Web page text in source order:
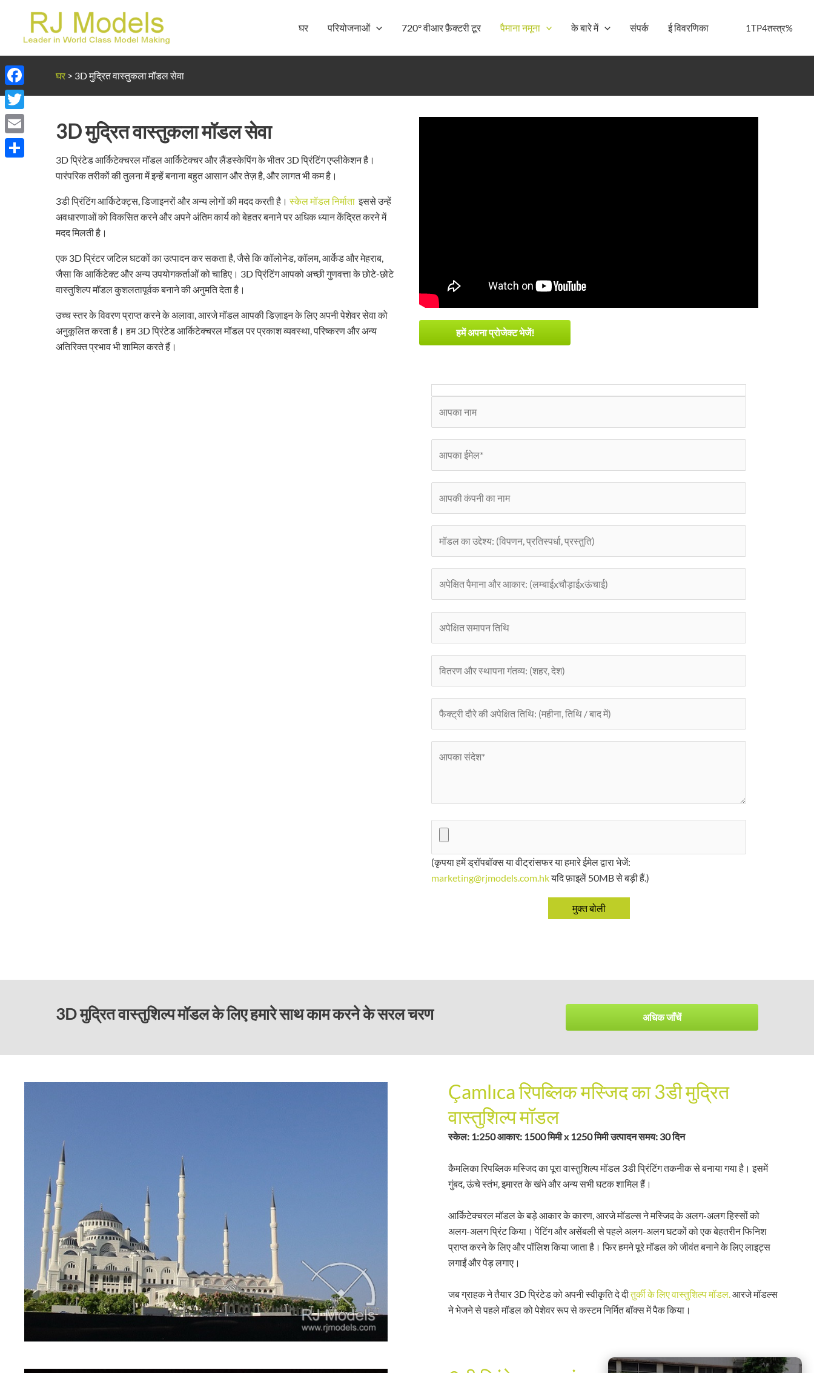
घर परियोजनाओं 720° वीआर फ़ैक्टरी टूर पैमाना नमूना के बारे में संपर्क ई विवरणिका 1TP4तस्त्र%
घर > 3D मुद्रित वास्तुकला मॉडल सेवा
3D मुद्रित वास्तुकला मॉडल सेवा
3D प्रिंटेड आर्किटेक्चरल मॉडल आर्किटेक्चर और लैंडस्केपिंग के भीतर 3D प्रिंटिंग एप्लीकेशन है।
पारंपरिक तरीकों की तुलना में इन्हें बनाना बहुत आसान और तेज़ है, और लागत भी कम है।
3डी प्रिंटिंग आर्किटेक्ट्स, डिजाइनरों और अन्य लोगों की मदद करती है।स्केल मॉडल निर्माताइससे उन्हें
अवधारणाओं को विकसित करने और अपने अंतिम कार्य को बेहतर बनाने पर अधिक ध्यान केंद्रित करने में
मदद मिलती है।
एक 3D प्रिंटर जटिल घटकों का उत्पादन कर सकता है, जैसे कि कॉलोनेड, कॉलम, आर्केड और मेहराब,
जैसा कि आर्किटेक्ट और अन्य उपयोगकर्ताओं को चाहिए। 3D प्रिंटिंग आपको अच्छी गुणवत्ता के छोटे-छोटे
वास्तुशिल्प मॉडल कुशलतापूर्वक बनाने की अनुमति देता है।
उच्च स्तर के विवरण प्राप्त करने के अलावा, आरजे मॉडल आपकी डिज़ाइन के लिए अपनी पेशेवर सेवा को
अनुकूलित करता है। हम 3D प्रिंटेड आर्किटेक्चरल मॉडल पर प्रकाश व्यवस्था, परिष्करण और अन्य
अतिरिक्त प्रभाव भी शामिल करते हैं।
हमें अपना प्रोजेक्ट भेजें!
(कृपया हमें ड्रॉपबॉक्स या वीट्रांसफर या हमारे ईमेल द्वारा भेजें:
marketing@rjmodels.com.hkयदि फ़ाइलें 50MB से बड़ी हैं.)
3D मुद्रित वास्तुशिल्प मॉडल के लिए हमारे साथ काम करने के सरल चरण अधिक जाँचें
Çamlıca रिपब्लिक मस्जिद का 3डी मुद्रित
वास्तुशिल्प मॉडल
स्केल: 1:250 आकार: 1500 मिमी x 1250 मिमी उत्पादन समय: 30 दिन
कैमलिका रिपब्लिक मस्जिद का पूरा वास्तुशिल्प मॉडल 3डी प्रिंटिंग तकनीक से बनाया गया है। इसमें
गुंबद, ऊंचे स्तंभ, इमारत के खंभे और अन्य सभी घटक शामिल हैं।
आर्किटेक्चरल मॉडल के बड़े आकार के कारण, आरजे मॉडल्स ने मस्जिद के अलग-अलग हिस्सों को
अलग-अलग प्रिंट किया। पेंटिंग और असेंबली से पहले अलग-अलग घटकों को एक बेहतरीन फिनिश
प्राप्त करने के लिए और पॉलिश किया जाता है। फिर हमने पूरे मॉडल को जीवंत बनाने के लिए लाइट्स
लगाईं और पेड़ लगाए।
जब ग्राहक ने तैयार 3D प्रिंटेड को अपनी स्वीकृति दे दीतुर्की के लिए वास्तुशिल्प मॉडल. आरजे मॉडल्स
ने भेजने से पहले मॉडल को पेशेवर रूप से कस्टम निर्मित बॉक्स में पैक किया।
Facebook
Twitter
Email